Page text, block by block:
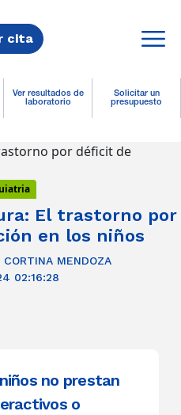
cita
Ver resultados de
laboratorio
Solicitar un
presupuesto
El trastorno por
en los niños
MENDOZA
02:16:28
no prestan
o